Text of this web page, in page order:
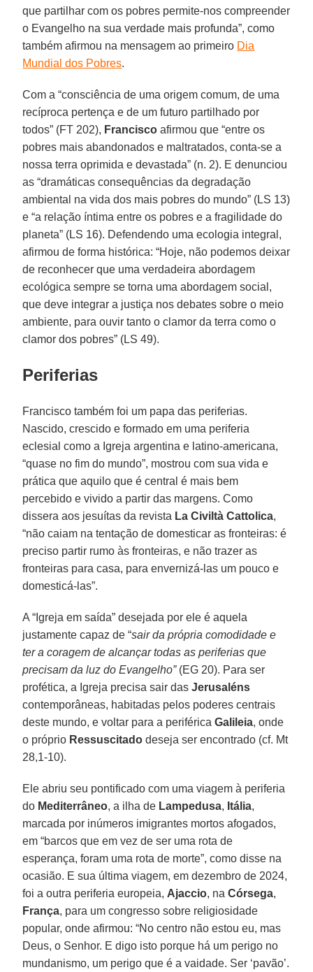
que partilhar com os pobres permite-nos compreender
o Evangelho na sua verdade mais profunda”, como
também afirmou na mensagem ao primeiro Dia
Mundial dos Pobres.
Com a “consciência de uma origem comum, de uma
recíproca pertença e de um futuro partilhado por
todos” (FT 202), Francisco afirmou que “entre os
pobres mais abandonados e maltratados, conta-se a
nossa terra oprimida e devastada” (n. 2). E denunciou
as “dramáticas consequências da degradação
ambiental na vida dos mais pobres do mundo” (LS 13)
e “a relação íntima entre os pobres e a fragilidade do
planeta” (LS 16). Defendendo uma ecologia integral,
afirmou de forma histórica: “Hoje, não podemos deixar
de reconhecer que uma verdadeira abordagem
ecológica sempre se torna uma abordagem social,
que deve integrar a justiça nos debates sobre o meio
ambiente, para ouvir tanto o clamor da terra como o
clamor dos pobres” (LS 49).
Periferias
Francisco também foi um papa das periferias.
Nascido, crescido e formado em uma periferia
eclesial como a Igreja argentina e latino-americana,
“quase no fim do mundo”, mostrou com sua vida e
prática que aquilo que é central é mais bem
percebido e vivido a partir das margens. Como
dissera aos jesuítas da revista La Civiltà Cattolica,
“não caiam na tentação de domesticar as fronteiras: é
preciso partir rumo às fronteiras, e não trazer as
fronteiras para casa, para envernizá-las um pouco e
domesticá-las”.
A “Igreja em saída” desejada por ele é aquela
justamente capaz de “sair da própria comodidade e
ter a coragem de alcançar todas as periferias que
precisam da luz do Evangelho”(EG 20). Para ser
profética, a Igreja precisa sair dasJerusaléns
contemporâneas, habitadas pelos poderes centrais
deste mundo, e voltar para a periféricaGalileia, onde
o próprio Ressuscitado deseja ser encontrado (cf. Mt
28,1-10).
Ele abriu seu pontificado com uma viagem à periferia
do Mediterrâneo, a ilha de Lampedusa, Itália,
marcada por inúmeros imigrantes mortos afogados,
em “barcos que em vez de ser uma rota de
esperança, foram uma rota de morte”, como disse na
ocasião. E sua última viagem, em dezembro de 2024,
foi a outra periferia europeia, Ajaccio, naCórsega,
França, para um congresso sobre religiosidade
popular, onde afirmou: “No centro não estou eu, mas
Deus, o Senhor. E digo isto porque há um perigo no
mundanismo, um perigo que é a vaidade. Ser ‘pavão’.